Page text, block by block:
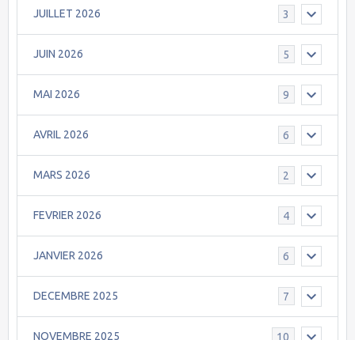
JUILLET 2026 3
JUIN 2026 5
MAI 2026 9
AVRIL 2026 6
MARS 2026 2
FEVRIER 2026 4
JANVIER 2026 6
DECEMBRE 2025 7
NOVEMBRE 2025 10